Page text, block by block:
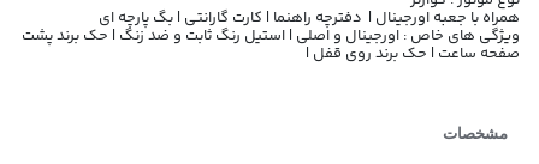
همراه با جعبه اورجینال | دفترچه راهنما | کارت گارانتی | بگ پارچه ای
ویژگی های خاص : اورجینال و اصلی | استیل رنگ ثابت و ضد زنگ | حک برند پشت
صفحه ساعت | حک برند روی قفل |
مشخصات